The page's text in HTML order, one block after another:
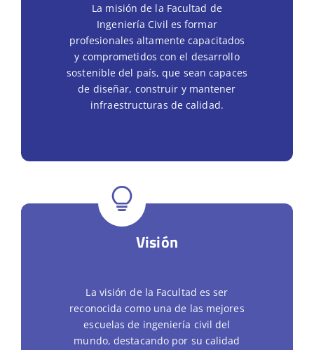
La misión de la Facultad de
Ingeniería Civil es formar
profesionales altamente capacitados
y comprometidos con el desarrollo
sostenible del país, que sean capaces
de diseñar, construir y mantener
infraestructuras de calidad.
Visión
La visión de la Facultad es ser
reconocida como una de las mejores
escuelas de ingeniería civil del
mundo, destacando por su calidad